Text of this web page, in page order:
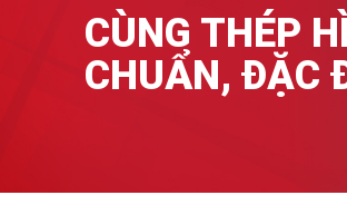
CÙNG THÉP
CHUẨN, ĐẶC